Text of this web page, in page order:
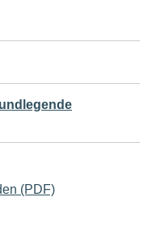
(PDF)